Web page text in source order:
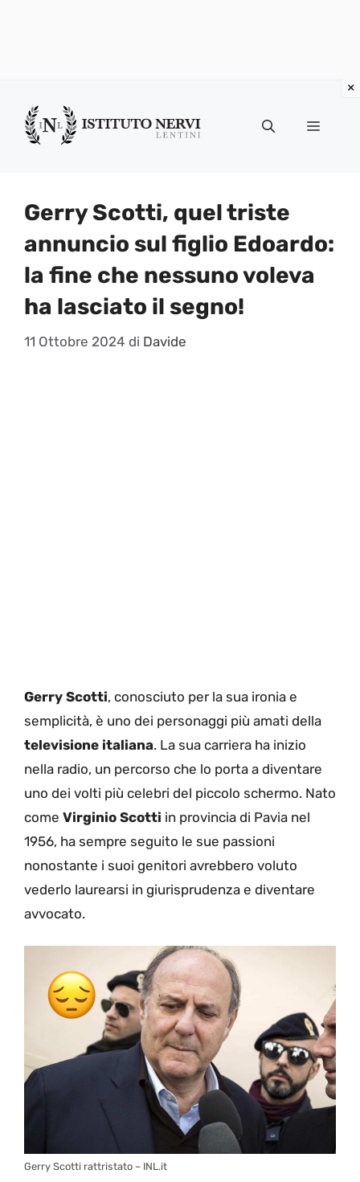
contenuto
Menu
Gerry Scotti, quel triste
annuncio sul figlio Edoardo:
la fine che nessuno voleva
ha lasciato il segno!
11 Ottobre 2024 di Davide
Gerry Scotti, conosciuto per la sua ironia e
semplicità, è uno dei personaggi più amati della
televisione italiana. La sua carriera ha inizio
nella radio, un percorso che lo porta a diventare
uno dei volti più celebri del piccolo schermo. Nato
come Virginio Scotti in provincia di Pavia nel
1956, ha sempre seguito le sue passioni
nonostante i suoi genitori avrebbero voluto
vederlo laurearsi in giurisprudenza e diventare
avvocato.
Gerry Scotti rattristato – INL.it